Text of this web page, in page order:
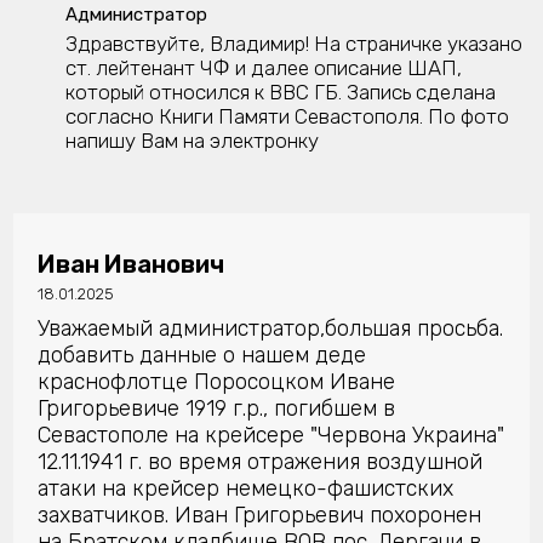
Администратор
Здравствуйте, Владимир! На страничке указано
ст. лейтенант ЧФ и далее описание ШАП,
который относился к ВВС ГБ. Запись сделана
согласно Книги Памяти Севастополя. По фото
напишу Вам на электронку
Иван Иванович
18.01.2025
Уважаемый администратор,большая просьба.
добавить данные о нашем деде
краснофлотце Поросоцком Иване
Григорьевиче 1919 г.р., погибшем в
Севастополе на крейсере "Червона Украина"
12.11.1941 г. во время отражения воздушной
атаки на крейсер немецко-фашистских
захватчиков. Иван Григорьевич похоронен